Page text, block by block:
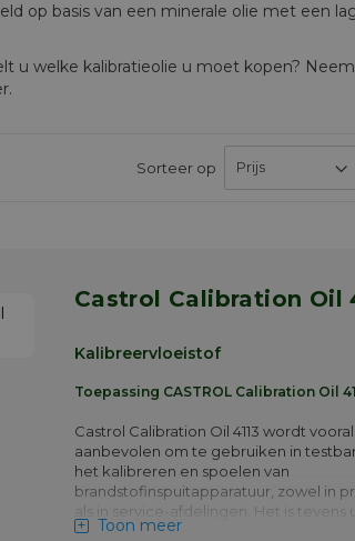
op basis van een minerale olie met een
u welke kalibratieolie u moet kopen?
Sorteer op
Castrol Calibration Oil
Kalibreervloeistof
Toepassing CASTROL Calibration Oil
Castrol Calibration Oil 4113 wordt vooral
aanbevolen om te gebruiken in
het kalibreren en spoelen van
brandstofinspuitapparatuur, zowel in
als in service-afdelingen. Het is tevens
geschikt om dieselapparatuur te
Toon meer